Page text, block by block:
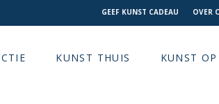
GEEF KUNST CADEAU OVER
KUNST THUIS KUNST